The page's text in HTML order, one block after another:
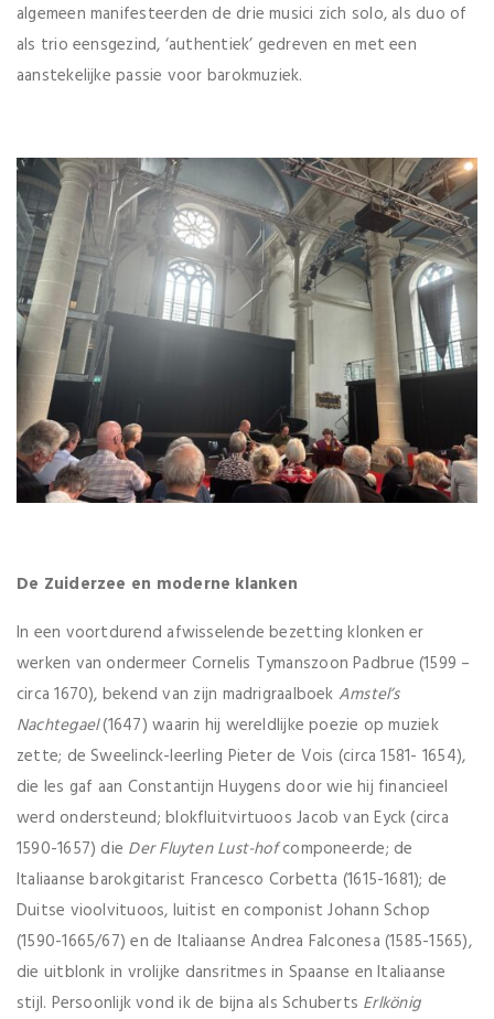
algemeen manifesteerden de drie musici zich solo, als duo of
als trio eensgezind, ‘authentiek’ gedreven en met een
aanstekelijke passie voor barokmuziek.
De Zuiderzee en moderne klanken
In een voortdurend afwisselende bezetting klonken er
werken van ondermeer Cornelis Tymanszoon Padbrue (1599 –
circa 1670), bekend van zijn madrigraalboek Amstel’s
Nachtegael(1647) waarin hij wereldlijke poezie op muziek
zette; de Sweelinck-leerling Pieter de Vois (circa 1581- 1654),
die les gaf aan Constantijn Huygens door wie hij financieel
werd ondersteund; blokfluitvirtuoos Jacob van Eyck (circa
1590-1657) die Der Fluyten Lust-hofcomponeerde; de
Italiaanse barokgitarist Francesco Corbetta (1615-1681); de
Duitse vioolvituoos, luitist en componist Johann Schop
(1590-1665/67) en de Italiaanse Andrea Falconesa (1585-1565),
die uitblonk in vrolijke dansritmes in Spaanse en Italiaanse
stijl. Persoonlijk vond ik de bijna als Schuberts Erlkönig